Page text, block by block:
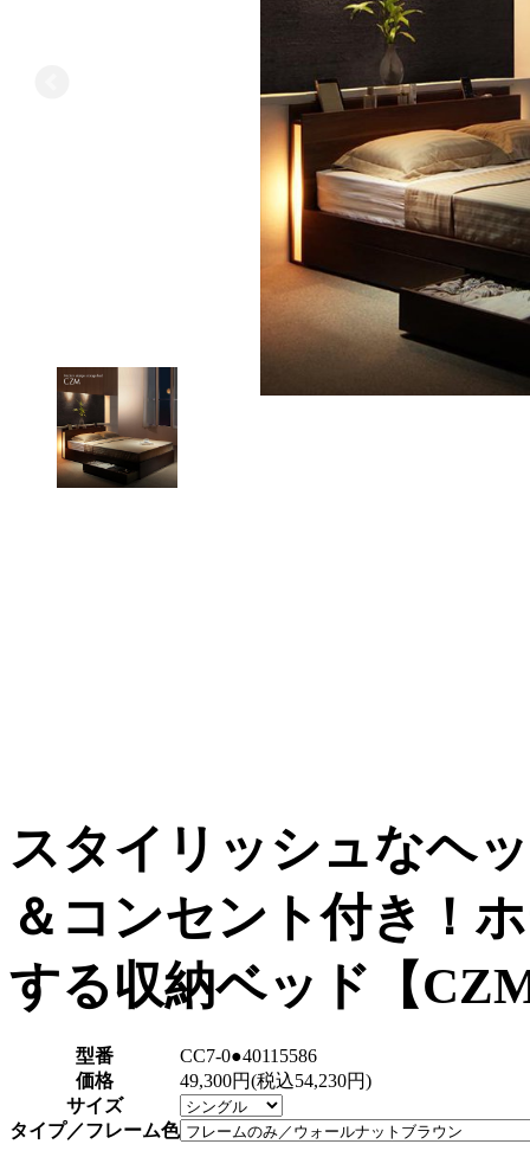
スタイリッシュなヘ
＆コンセント付き！
する収納ベッド【
型番
CC7-0●40115586
価格
49,300円(税込54,230円)
サイズ
タイプ／フレーム色